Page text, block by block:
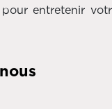
entretenir